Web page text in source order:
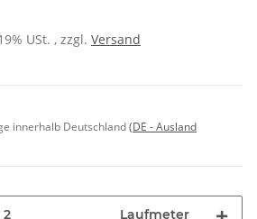
USt. , zzgl. Versand
innerhalb Deutschland(DE - Ausland
Laufmeter